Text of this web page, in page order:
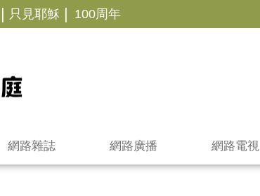
| 只見耶穌 | 100周年
網路雜誌 網路廣播 網路電視